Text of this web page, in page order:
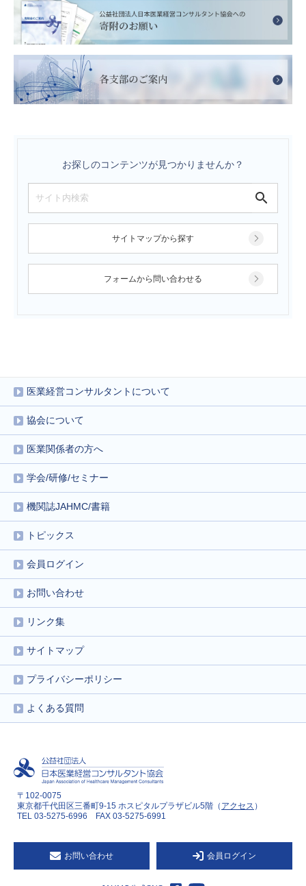
お探しのコンテンツが見つかりませんか？
サイトマップから探す
フォームから問い合わせる
医業経営コンサルタントについて
協会について
医業関係者の方へ
学会/研修/セミナー
機関誌JAHMC/書籍
トピックス
会員ログイン
お問い合わせ
リンク集
サイトマップ
プライバシーポリシー
よくある質問
〒102-0075
東京都千代田区三番町9-15 ホスピタルプラザビル5階（ アクセス ）
TEL 03-5275-6996 FAX 03-5275-6991
お問い合わせ 会員ログイン